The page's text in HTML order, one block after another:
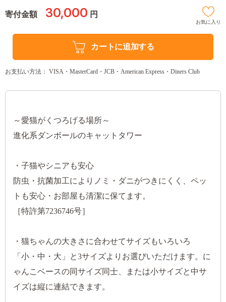
寄付金額 30,000 円
お気に入り
カートに追加する
お支払い方法： VISA・MasterCard・JCB・American Express・Diners Club
～愛猫がくつろげる場所～
進化系ダンボールのキャットタワー
・子猫やシニアも安心
防虫・抗菌加工によりノミ・ダニがつきにくく、ペッ
トも安心・お部屋も清潔に保てます。
［特許第7236746号］
・猫ちゃんの大きさに合わせてサイズもいろいろ
「小・中・大」と3サイズよりお選びいただけます。に
ゃんこベースの同サイズ同士、または小サイズと中サ
イズは縦に連結できます。